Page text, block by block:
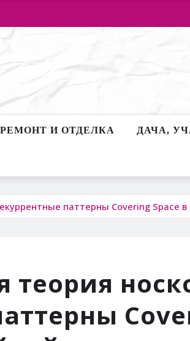
РЕМОНТ И ОТДЕЛКА ДАЧА,
паттерны Covering Space
теория